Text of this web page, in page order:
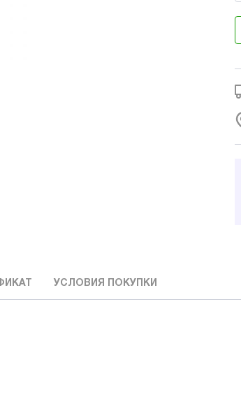
УСЛОВИЯ ПОКУПКИ